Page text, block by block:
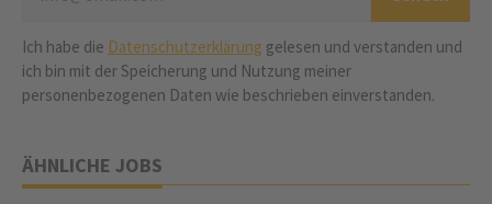
Ich habe die Datenschutzerklärung gelesen und verstanden und
ich bin mit der Speicherung und Nutzung meiner
personenbezogenen Daten wie beschrieben einverstanden.
ÄHNLICHE JOBS